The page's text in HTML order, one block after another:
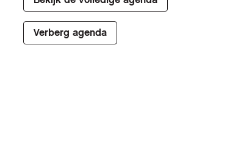
Verberg agenda